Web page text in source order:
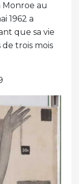
Monroe au
1962 a
que sa vie
trois mois